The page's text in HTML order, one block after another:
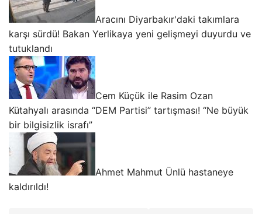
Aracını Diyarbakır'daki takımlara
karşı sürdü! Bakan Yerlikaya yeni gelişmeyi duyurdu ve
tutuklandı
Cem Küçük ile Rasim Ozan
Kütahyalı arasında “DEM Partisi” tartışması! “Ne büyük
bir bilgisizlik israfı”
Ahmet Mahmut Ünlü hastaneye
kaldırıldı!